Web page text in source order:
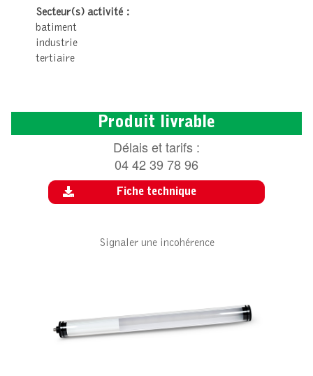
Secteur(s) activité :
batiment
industrie
tertiaire
Produit livrable
Délais et tarifs :
04 42 39 78 96
Fiche technique
Signaler une incohérence